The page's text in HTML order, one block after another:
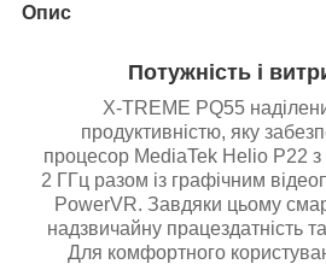
Опис
Потужність і
X-TREME PQ55
продуктивністю, яку
процесор MediaTek Helio P22
2 ГГц разом із графічним
PowerVR. Завдяки цьому
надзвичайну працездатність
Для комфортного